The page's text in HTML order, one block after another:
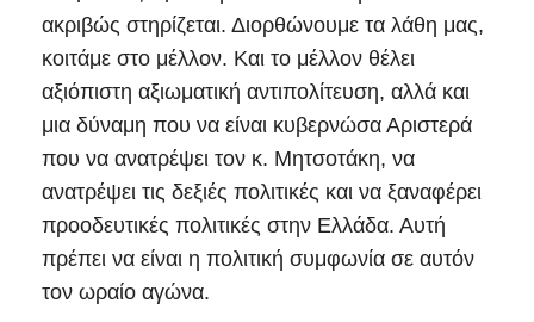
ακριβώς στηρίζεται. Διορθώνουμε τα λάθη μας,
κοιτάμε στο μέλλον. Kαι το μέλλον θέλει
αξιόπιστη αξιωματική αντιπολίτευση, αλλά και
μια δύναμη που να είναι κυβερνώσα Αριστερά
που να ανατρέψει τον κ. Μητσοτάκη, να
ανατρέψει τις δεξιές πολιτικές και να ξαναφέρει
προοδευτικές πολιτικές στην Ελλάδα. Αυτή
πρέπει να είναι η πολιτική συμφωνία σε αυτόν
τον ωραίο αγώνα.